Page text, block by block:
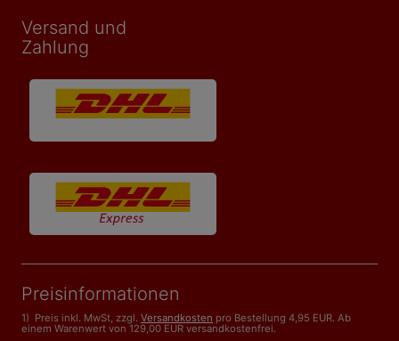
Versand und
Zahlung
Preisinformationen
1) Preis inkl. MwSt, zzgl. Versandkosten pro Bestellung 4,95 EUR. Ab
einem Warenwert von 129,00 EUR versandkostenfrei.